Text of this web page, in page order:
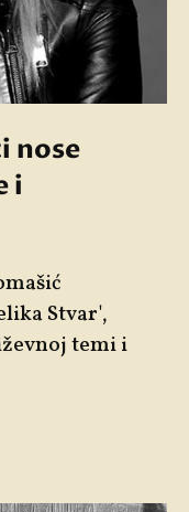
nose
i
Stvar',
temi i